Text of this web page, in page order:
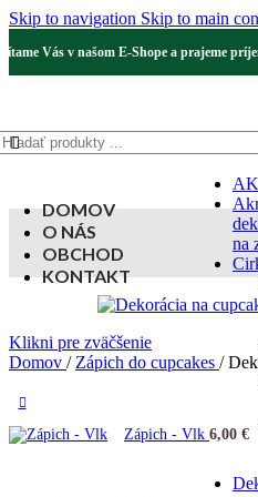
Skip to navigation Skip to main
Vás v našom E-Shope a prajeme
na
DOMOV
O NÁS
OBCHOD
KONTAKT
Klikni pre zväčšenie
Domov / Zápich do cupcakes /
Zápich - Vlk 6,00 €